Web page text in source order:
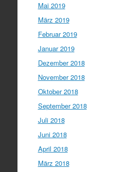
Mai 2019
März 2019
Februar 2019
Januar 2019
Dezember 2018
November 2018
Oktober 2018
September 2018
Juli 2018
Juni 2018
April 2018
März 2018